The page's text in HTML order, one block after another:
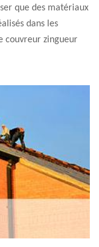
que des matériaux
dans les
couvreur zingueur